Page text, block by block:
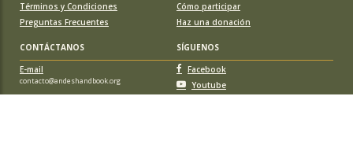
Términos y Condiciones
Preguntas Frecuentes
Cómo participar
Haz una donación
CONTÁCTANOS
SÍGUENOS
E-mail
contacto@andeshandbook.org
Facebook
Youtube